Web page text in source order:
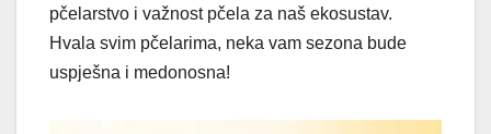
pčelarstvo i važnost pčela za naš ekosustav.
Hvala svim pčelarima, neka vam sezona bude
uspješna i medonosna!